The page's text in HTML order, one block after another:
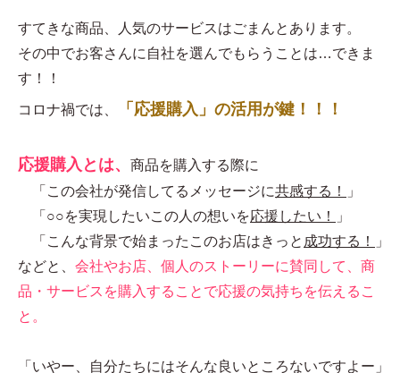
すてきな商品、人気のサービスはごまんとあります。
その中でお客さんに自社を選んでもらうことは…できま
す！！
コロナ禍では、 「応援購入」の活用が鍵！！！
応援購入とは、 商品を購入する際に
「この会社が発信してるメッセージに共感する！
」
「○○を実現したいこの人の想いを応援したい！
」
「こんな背景で始まったこのお店はきっと 成功する！
」
などと、 会社やお店、個人のストーリーに賛同して、商
品・サービスを購入することで応援の気持ちを伝えるこ
と。
「いやー、自分たちにはそんな良いところないですよー」